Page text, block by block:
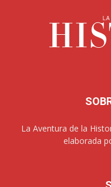
La Aventura de la
elaborada